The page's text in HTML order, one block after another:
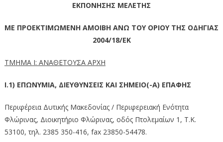
ΕΚΠΟΝΗΣΗΣ ΜΕΛΕΤΗΣ
ΜΕ ΠΡΟΕΚΤΙΜΩΜΕΝΗ ΑΜΟΙΒΗ ΑΝΩ ΤΟΥ ΟΡΙΟΥ ΤΗΣ ΟΔΗΓΙΑΣ
2004/18/EK
ΤΜΗΜΑ I: ΑΝΑΘΕΤΟΥΣΑ ΑΡΧΗ
I.1) ΕΠΩΝΥΜΙΑ, ΔΙΕΥΘΥΝΣΕΙΣ ΚΑΙ ΣΗΜΕΙΟ(-Α) ΕΠΑΦΗΣ
Περιφέρεια Δυτικής Μακεδονίας / Περιφερειακή Ενότητα
Φλώρινας, Διοικητήριο Φλώρινας, οδός Πτολεμαίων 1, Τ.Κ.
53100, τηλ. 2385 350-416, fax 23850-54478.